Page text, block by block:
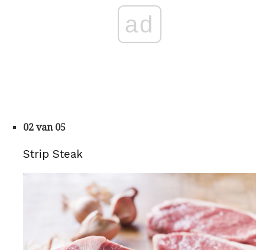
ad
02 van 05
Strip Steak